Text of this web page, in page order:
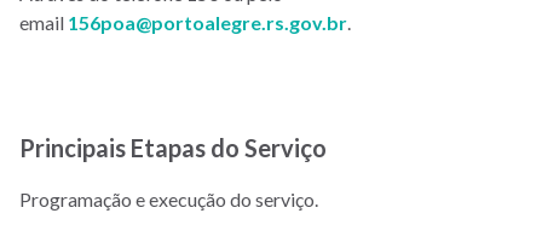
email 156poa@portoalegre.rs.gov.br.
Principais Etapas do Serviço
Programação e execução do serviço.